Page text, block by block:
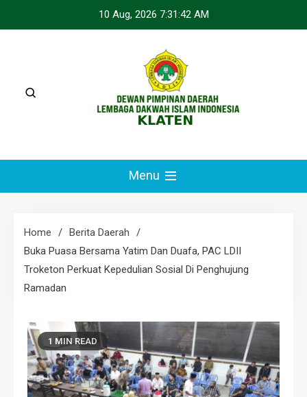
to
10 Aug, 2026 7:31:43 AM
LDII KLATEN
Menu
Home
Berita Daerah
Buka Puasa Bersama Yatim Dan Duafa, PAC LDII
Troketon Perkuat Kepedulian Sosial Di Penghujung
Ramadan
1 MIN READ